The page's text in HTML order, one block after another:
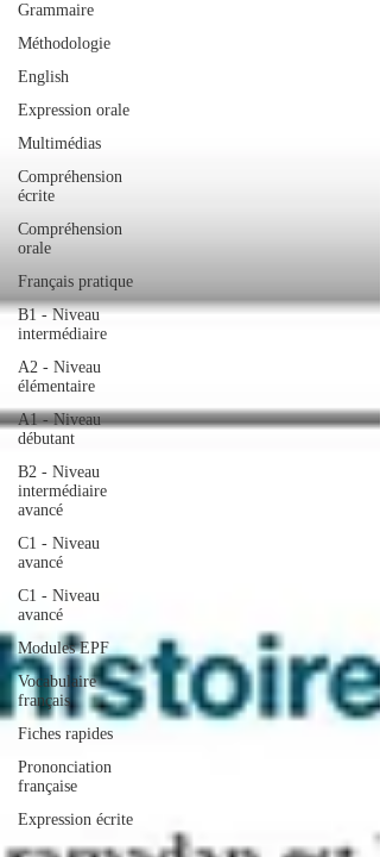
Grammaire
Méthodologie
English
Expression orale
Multimédias
Compréhension
écrite
Compréhension
orale
Français pratique
B1 - Niveau
intermédiaire
A2 - Niveau
élémentaire
A1 - Niveau
débutant
B2 - Niveau
intermédiaire
avancé
C1 - Niveau
avancé
C1 - Niveau
avancé
Modules EPF
Vocabulaire
français
Fiches rapides
Prononciation
française
Expression écrite